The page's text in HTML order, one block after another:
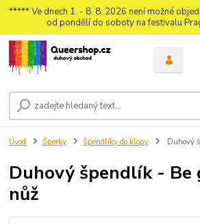
***** Ve dnech 1. - 8. 8. 2026 není možné
od pondělí do soboty na festivalu
Úvod Šperky Špendlíky do klopy Duhový
Duhový špendlík - Be
nůž